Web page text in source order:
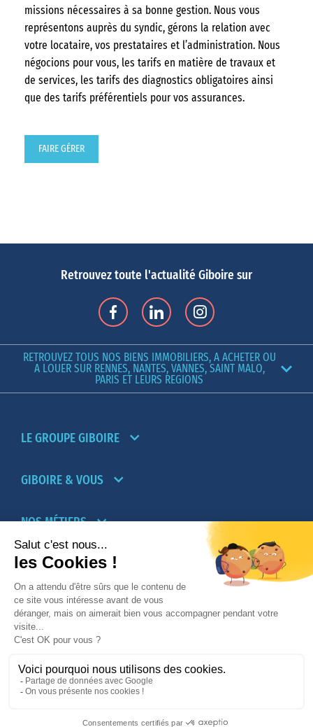
missions nécessaires à sa bonne gestion. Nous vous
représentons auprès du syndic, gérons la relation avec
votre locataire, vos prestataires et l’administration. Nous
négocions pour vous, les tarifs en matière de travaux et
de services, les tarifs des diagnostics obligatoires ainsi
que des tarifs préférentiels pour vos assurances.
FAIRE GÉRER
Retrouvez toute l'actualité Giboire sur
RETROUVEZ TOUS NOS BIENS IMMOBILIERS, A ACHETER OU
A LOUER SUR RENNES, NANTES, VANNES, SAINT MALO,
PARIS ET LEURS REGIONS
LE GROUPE GIBOIRE
GIBOIRE & VOUS
NOS MÉTIERS
PARTENAIRES
NOTRE RÉSEAU D’AGENCES TRANSACTION-
LOCATION
PROMOTION IMMOBILIÈRE ET AMÉNAGEMENT
© 2026Giboire - Mentions légales-Plan du site